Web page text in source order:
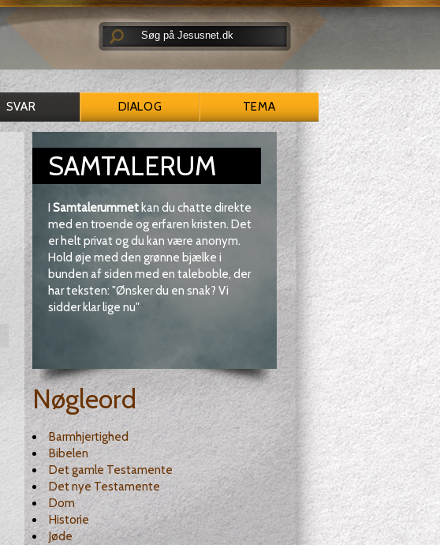
SVAR DIALOG TEMA
SAMTALERUM
I Samtalerummetkan du chatte direkte
med en troende og erfaren kristen. Det
er helt privat og du kan være anonym.
Hold øje med den grønne bjælke i
bunden af siden med en taleboble, der
har teksten: "Ønsker du en snak? Vi
sidder klar lige nu"
Nøgleord
Barmhjertighed
Bibelen
Det gamle Testamente
Det nye Testamente
Dom
Historie
Jøde